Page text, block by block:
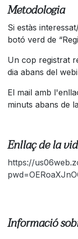
Metodologia
Si estàs
botó verd de
Un cop registrat
dia abans del
El mail amb
minuts abans de
Enllaç de la
https://
Informació